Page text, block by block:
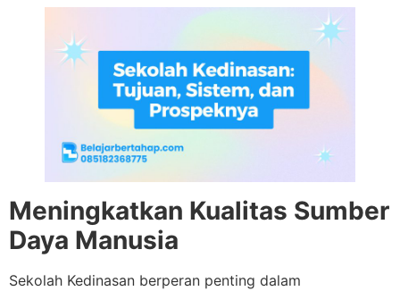
Meningkatkan Kualitas Sumber
Daya Manusia
Sekolah Kedinasan berperan penting dalam